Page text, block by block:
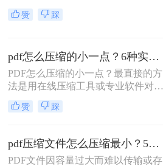
的需求，然后逐一详解每种方法的具
了大量的存储空间，还影响了文件的
上传速度和分享效率。那么pdf文件过
松解决PDF文件过大的问题。
赞 踩
pdf怎么压缩的小一点？6种实用方法详解（2026最新）
PDF怎么压缩的小一点？最直接的方
法是用在线压缩工具或专业软件对
PDF文件进行重新编码和优化，通过
降低图片分辨率、压缩内嵌字体、去
可读的前提下将文件体积缩小到原来
的10%~50%。
赞 踩
pdf压缩文件怎么压缩最小？5个常用方法全解析！
PDF文件因容量过大而难以传输或存